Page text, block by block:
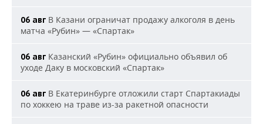
06 авг В Казани ограничат продажу алкоголя в день
матча «Рубин» — «Спартак»
06 авг Казанский «Рубин» официально объявил об
уходе Даку в московский «Спартак»
06 авг В Екатеринбурге отложили старт Спартакиады
по хоккею на траве из-за ракетной опасности